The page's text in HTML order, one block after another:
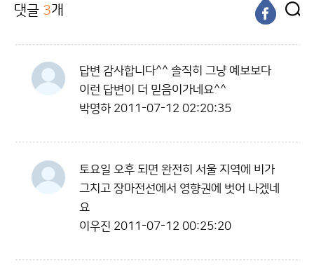
댓글 3개
답변 감사합니다^^ 솔직히 그냥 예보보다
이런 답변이 더 믿음이가네요^^
박명하 2011-07-12 02:20:35
토요일 오후 되면 완전히 서울 지역에 비가
그치고 장마전선에서 영향권에 벗어 나겠네
요
이우진 2011-07-12 00:25:20